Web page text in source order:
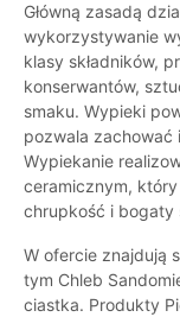
Główną zasadą
wykorzystywanie
klasy składników,
konserwantów,
smaku. Wypieki
pozwala zachować
Wypiekanie
ceramicznym,
chrupkość i bogaty
W ofercie znajdują
tym Chleb
ciastka. Produkty